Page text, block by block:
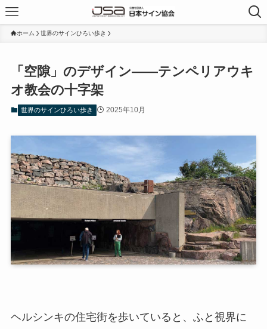
ホーム 世界のサインひろい歩き
「空隙」のデザイン――テンペリアウキ
オ教会の十字架
世界のサインひろい歩き 2025年10月
ヘルシンキの住宅街を歩いていると、ふと視界に